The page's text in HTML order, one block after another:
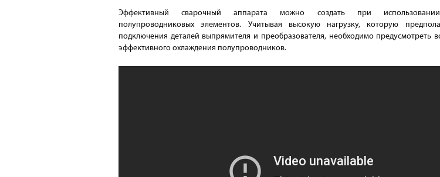
Эффективный сварочный аппарата можно создать при
полупроводниковых элементов. Учитывая высокую нагрузку, которую
подключения деталей выпрямителя и преобразователя, необходимо предусмотреть
эффективного охлаждения полупроводников.